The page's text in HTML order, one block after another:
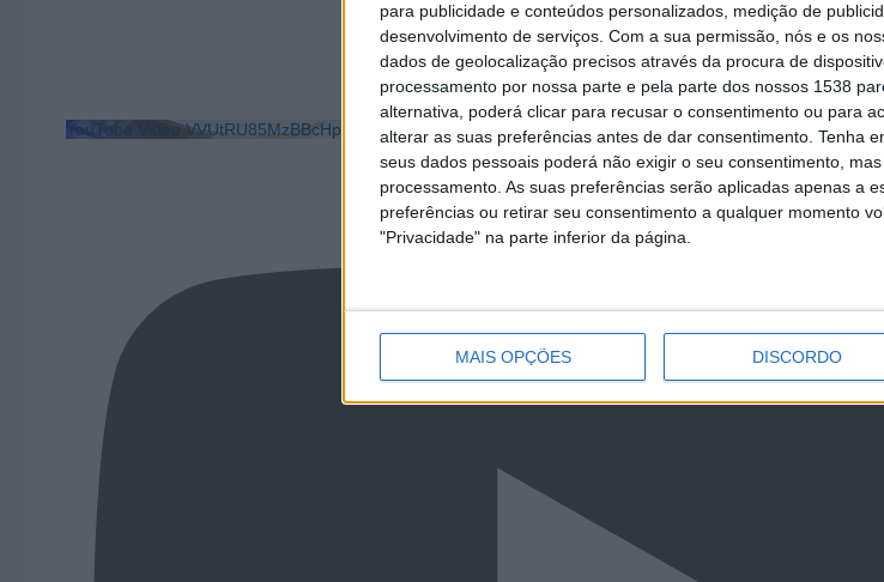
para publicidade e conteúdos personalizados, medição de
desenvolvimento de serviços. Com a sua permissão, nós e os
dados de geolocalização precisos através da procura de
processamento por nossa parte e pela parte dos nossos 1538
alternativa, poderá clicar para recusar o consentimento ou para
alterar as suas preferências antes de dar consentimento. Tenha
seus dados pessoais poderá não exigir o seu consentimento,
processamento. As suas preferências serão aplicadas apenas a
preferências ou retirar seu consentimento a qualquer momento
"Privacidade" na parte inferior da página.
MAIS OPÇÕES DISCORDO
YouTube Video VVUtRU85MzBBcHpOcU5BUnpKX0wyV1ZBLkR5TmFiVWVZZDhv